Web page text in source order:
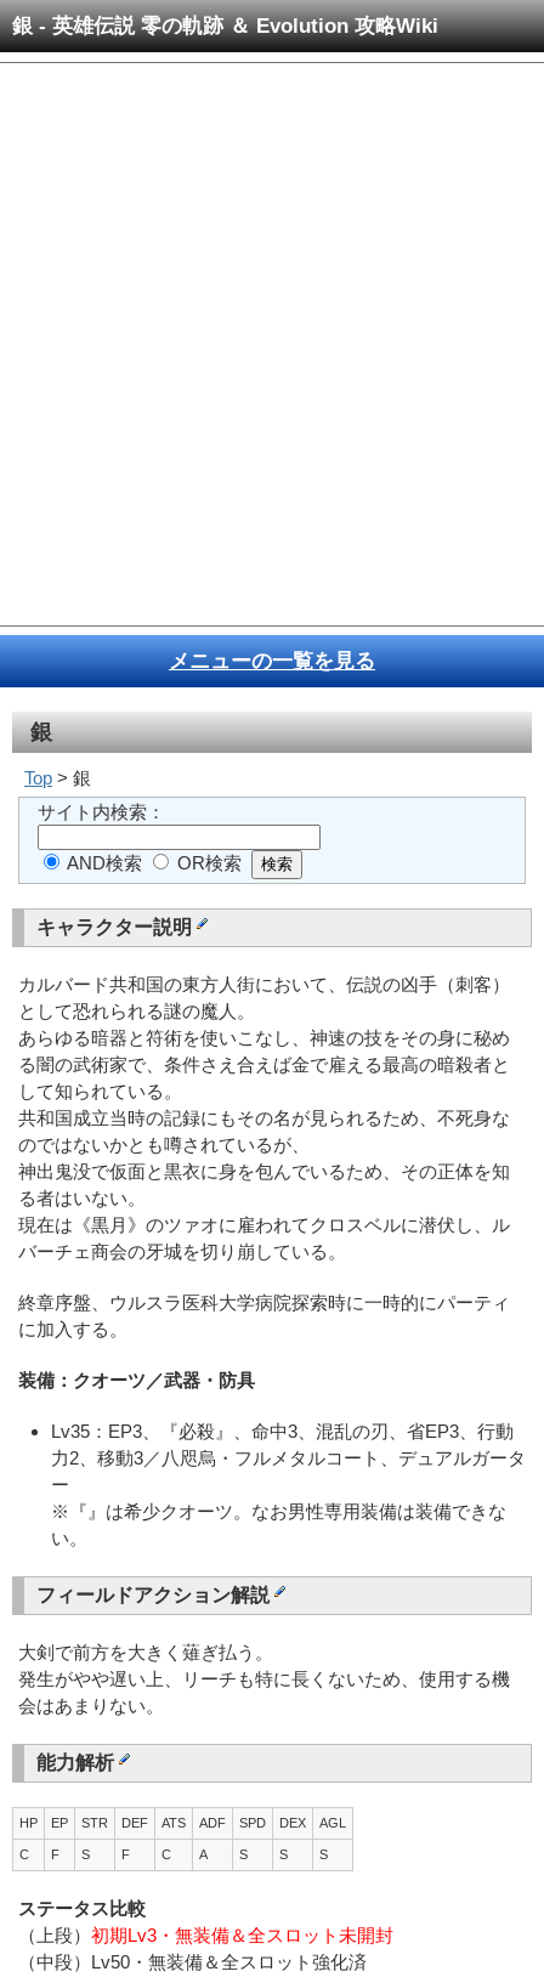
銀 - 英雄伝説 零の軌跡 ＆ Evolution 攻略Wiki
メニューの一覧を見る
銀
Top > 銀
サイト内検索：
AND検索 OR検索
キャラクター説明
カルバード共和国の東方人街において、伝説の凶手（刺客）
として恐れられる謎の魔人。
あらゆる暗器と符術を使いこなし、神速の技をその身に秘め
る闇の武術家で、条件さえ合えば金で雇える最高の暗殺者と
して知られている。
共和国成立当時の記録にもその名が見られるため、不死身な
のではないかとも噂されているが、
神出鬼没で仮面と黒衣に身を包んでいるため、その正体を知
る者はいない。
現在は《黒月》のツァオに雇われてクロスベルに潜伏し、ル
バーチェ商会の牙城を切り崩している。
終章序盤、ウルスラ医科大学病院探索時に一時的にパーティ
に加入する。
装備：クオーツ／武器・防具
Lv35：EP3、『必殺』、命中3、混乱の刃、省EP3、行動
力2、移動3／八咫烏・フルメタルコート、デュアルガータ
ー
※『』は希少クオーツ。なお男性専用装備は装備できな
い。
フィールドアクション解説
大剣で前方を大きく薙ぎ払う。
発生がやや遅い上、リーチも特に長くないため、使用する機
会はあまりない。
能力解析
HP EP STR DEF ATS ADF SPD DEX AGL
C F S F C A S S S
ステータス比較
（上段） 初期Lv3・無装備＆全スロット未開封
（中段）Lv50・無装備＆全スロット強化済